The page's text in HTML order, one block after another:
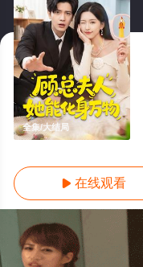
全集/大结局
 在线观看